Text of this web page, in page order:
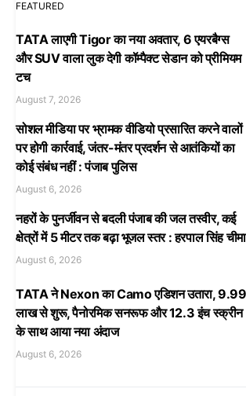
FEATURED
TATA लाएगी Tigor का नया अवतार, 6 एयरबैग्स
और SUV वाला लुक देगी कॉम्पैक्ट सेडान को प्रीमियम
टच
August 7, 2026
सोशल मीडिया पर भ्रामक वीडियो प्रसारित करने वालों
पर होगी कार्रवाई, जंतर-मंतर प्रदर्शन से आतंकियों का
कोई संबंध नहीं : पंजाब पुलिस
August 6, 2026
नहरों के पुनर्जीवन से बदली पंजाब की जल तस्वीर, कई
क्षेत्रों में 5 मीटर तक बढ़ा भूजल स्तर : हरपाल सिंह चीमा
August 6, 2026
TATA ने Nexon का Camo एडिशन उतारा, 9.99
लाख से शुरू, पैनोरमिक सनरूफ और 12.3 इंच स्क्रीन
के साथ आया नया अंदाज
August 6, 2026